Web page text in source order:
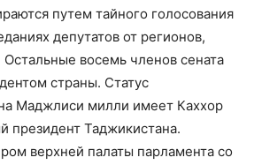
путем тайного голосования
депутатов от регионов,
Остальные восемь членов сената
страны. Статус
Маджлиси милли имеет Каххор
президент Таджикистана.
верхней палаты парламента со